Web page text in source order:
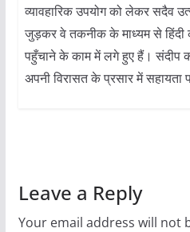
व्यावहारिक उपयोग को लेकर सदैव
जुड़कर वे तकनीक के माध्यम से हिंदी
पहुँचाने के काम में लगे हुए हैं। संदीप
अपनी विरासत के प्रसार में
Leave a Reply
Your email address will not